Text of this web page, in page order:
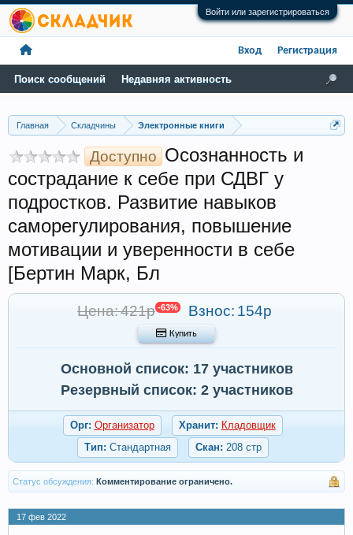
Войти или зарегистрироваться
Главная Складчины Электронные книги
Доступно Осознанность и
сострадание к себе при СДВГ у
подростков. Развитие навыков
саморегулирования, повышение
мотивации и уверенности в себе
[Бертин Марк, Бл
Цена: 421р -63% Взнос: 154р
 Купить
Основной список: 17 участников
Резервный список: 2 участников
Орг: Организатор Хранит: Кладовщик
Тип: Стандартная Скан: 208 стр
Статус обсуждения: Комментирование ограничено.
17 фев 2022
Поиск сообщений Недавняя активность
Вход Регистрация